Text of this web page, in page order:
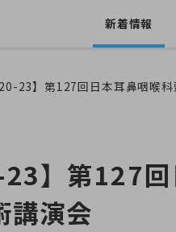
新着情報
20-23】第127回日本耳鼻咽喉
23】第127
講演会